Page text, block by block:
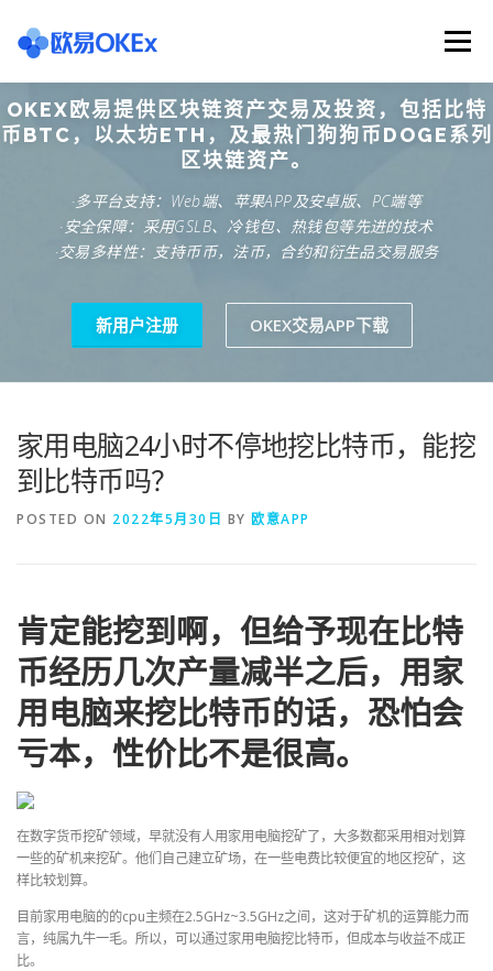
content
Menu
欧意交易所 关于欧意OKX 欧意APP下载
欧意注册网址 欧意交易下载 欧意团队
OKEX欧易提供区块链资产交易及投资，包括比特
币BTC，以太坊ETH，及最热门狗狗币DOGE系列
区块链资产。
·多平台支持：Web端、苹果APP及安卓版、PC端等
·安全保障：采用GSLB、冷钱包、热钱包等先进的技术
·交易多样性：支持币币，法币，合约和衍生品交易服务
新用户注册 OKEX交易APP下载
家用电脑24小时不停地挖比特币，能挖
到比特币吗？
POSTED ON 2022年5月30日 BY 欧意APP
肯定能挖到啊，但给予现在比特
币经历几次产量减半之后，用家
用电脑来挖比特币的话，恐怕会
亏本，性价比不是很高。
在数字货币挖矿领域，早就没有人用家用电脑挖矿了，大多数都采用相对划算
一些的矿机来挖矿。他们自己建立矿场，在一些电费比较便宜的地区挖矿，这
样比较划算。
目前家用电脑的的cpu主频在2.5GHz~3.5GHz之间，这对于矿机的运算能力而
言，纯属九牛一毛。所以，可以通过家用电脑挖比特币，但成本与收益不成正
比。